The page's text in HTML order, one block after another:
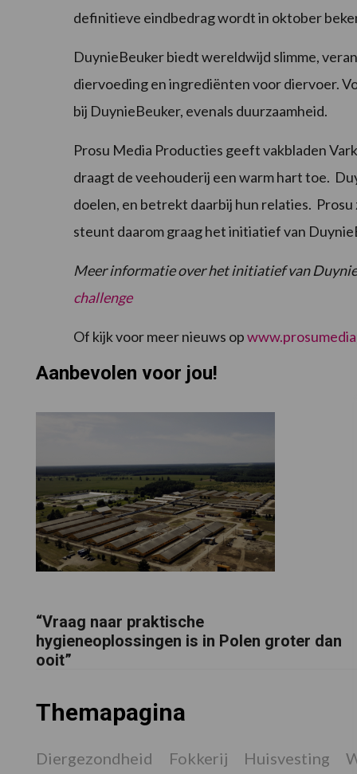
definitieve eindbedrag wordt in oktober
DuynieBeuker biedt wereldwijd slimme,
diervoeding en ingrediënten voor diervoer.
bij DuynieBeuker, evenals duurzaamheid.
Prosu Media Producties geeft vakbladen
draagt de veehouderij een warm hart toe.
doelen, en betrekt daarbij hun relaties.
steunt daarom graag het initiatief van
Meer informatie over het initiatief van
challenge
Of kijk voor meer nieuws op
Aanbevolen voor jou!
“Vraag naar praktische
hygieneoplossingen is in Polen groter dan
ooit”
Themapagina
Diergezondheid Fokkerij Huisvesting